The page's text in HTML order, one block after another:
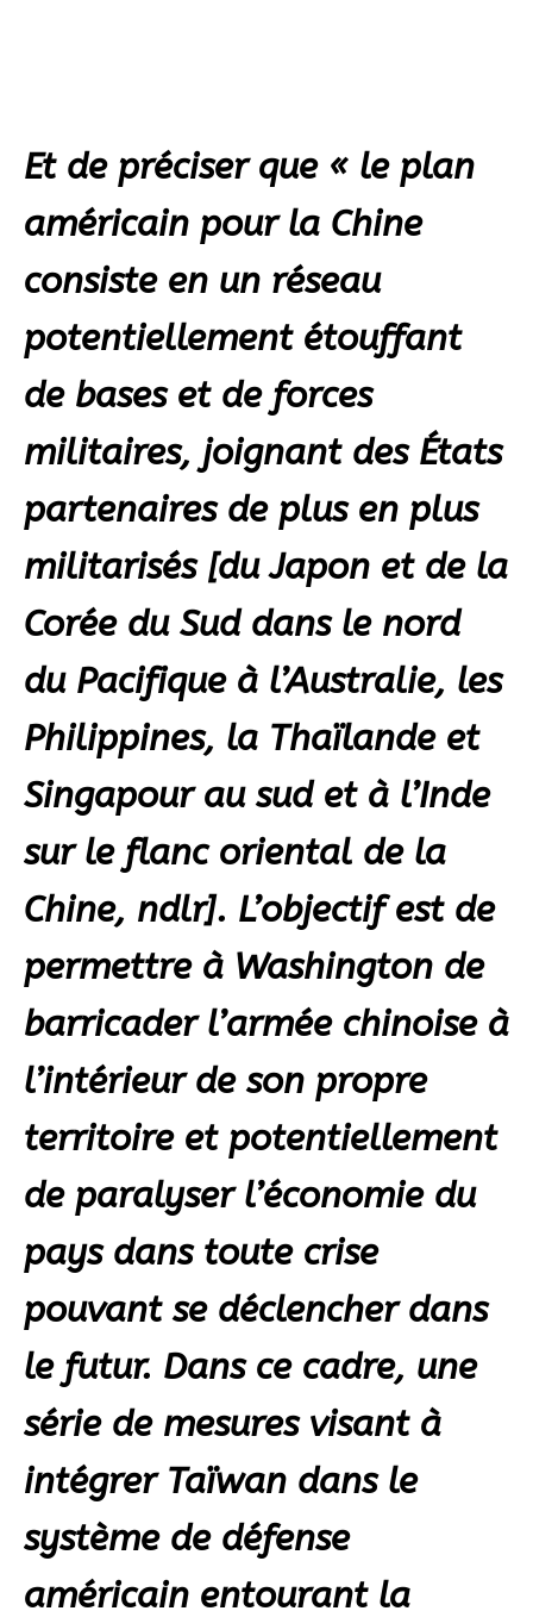
Et de préciser que « le plan
américain pour la Chine
consiste en un réseau
potentiellement étouffant
de bases et de forces
militaires, joignant des États
partenaires de plus en plus
militarisés [du Japon et de la
Corée du Sud dans le nord
du Pacifique à l’Australie, les
Philippines, la Thaïlande et
Singapour au sud et à l’Inde
sur le flanc oriental de la
Chine, ndlr]. L’objectif est de
permettre à Washington de
barricader l’armée chinoise à
l’intérieur de son propre
territoire et potentiellement
de paralyser l’économie du
pays dans toute crise
pouvant se déclencher dans
le futur. Dans ce cadre, une
série de mesures visant à
intégrer Taïwan dans le
système de défense
américain entourant la